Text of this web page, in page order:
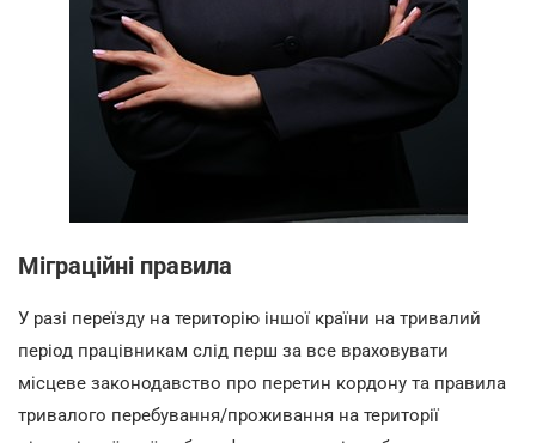
Міграційні правила
У разі переїзду на територію іншої країни на тривалий
період працівникам слід перш за все враховувати
місцеве законодавство про перетин кордону та правила
тривалого перебування/проживання на території